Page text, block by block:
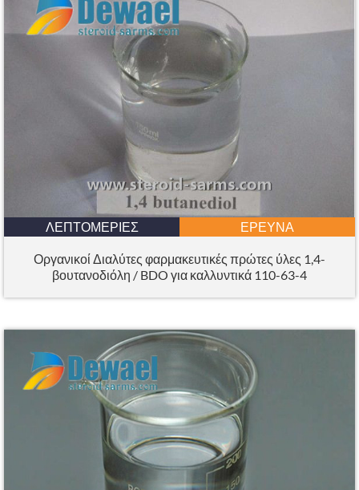
ΛΕΠΤΟΜΈΡΙΕΣ ΈΡΕΥΝΑ
Οργανικοί Διαλύτες φαρμακευτικές πρώτες ύλες 1,4-
βουτανοδιόλη / BDO για καλλυντικά 110-63-4